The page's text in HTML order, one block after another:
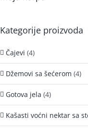
Kategorije proizvoda
Čajevi (4)
Džemovi sa šećerom (4)
Gotova jela (4)
Kašasti voćni nektar sa